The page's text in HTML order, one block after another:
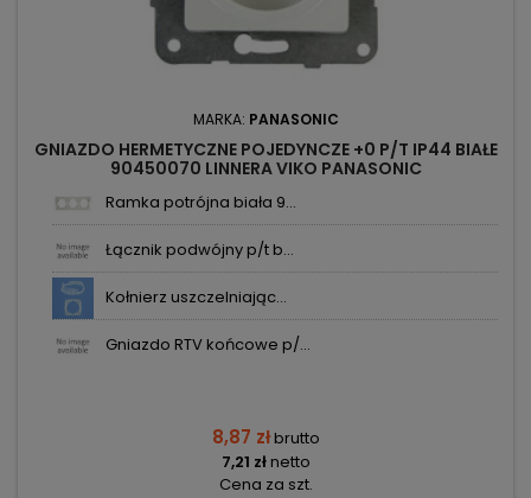
MARKA: PANASONIC
GNIAZDO HERMETYCZNE POJEDYNCZE +0 P/T IP44 BIAŁE
90450070 LINNERA VIKO PANASONIC
Ramka potrójna biała 9...
Łącznik podwójny p/t b...
Kołnierz uszczelniając...
Gniazdo RTV końcowe p/...
8,87 złbrutto
7,21 złnetto
Cena za szt.